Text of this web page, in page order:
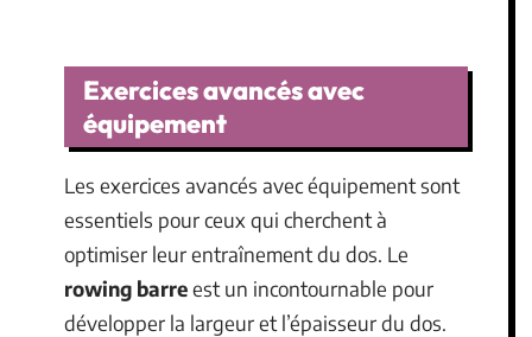
Exercices avancés avec
équipement
Les exercices avancés avec équipement sont
essentiels pour ceux qui cherchent à
optimiser leur entraînement du dos. Le
rowing barreest un incontournable pour
développer la largeur et l’épaisseur du dos.